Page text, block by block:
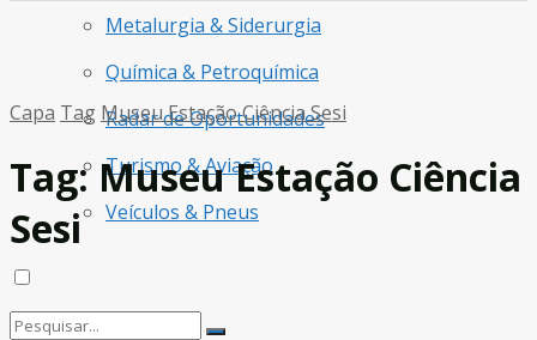
Metalurgia & Siderurgia
Química & Petroquímica
Radar de Oportunidades
Turismo & Aviação
Veículos & Pneus
Capa Tag Museu Estação Ciência Sesi
Tag:Museu Estação Ciência
Sesi